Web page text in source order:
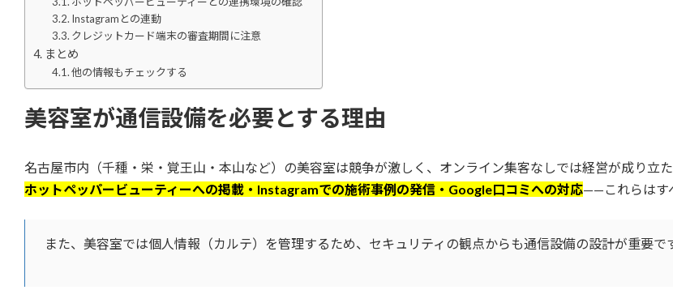
Instagramとの連動
クレジットカード端末の審査期間に注意
まとめ
他の情報もチェックする
美容室が通信設備を必要とする理由
名古屋市内（千種・栄・覚王山・本山など）の美容室は競争が激しく、オンライン集客なしでは経営が成り立た
ホットペッパービューティーへの掲載・Instagramでの施術事例の発信・Google口コミへの対応——これらはす
また、美容室では個人情報（カルテ）を管理するため、セキュリティの観点からも通信設備の設計が重要で